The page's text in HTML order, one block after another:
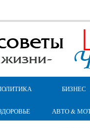
БИЗНЕС
АВТО &